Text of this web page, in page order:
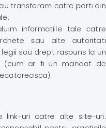
transferam catre parti din
informatiile tale catre
sau alte autoritati
sau drept raspuns la un
(cum ar fi un mandat de
uri catre alte site-uri.